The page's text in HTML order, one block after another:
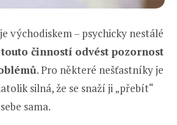
východiskem – psychicky nestálé
činností odvést pozornost
. Pro některé nešťastníky je
silná, že se snaží ji „přebít“
sama.